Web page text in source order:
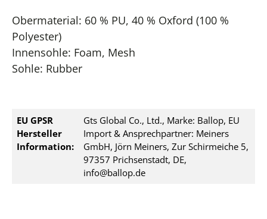
Obermaterial: 60 % PU, 40 % Oxford (100 %
Polyester)
Innensohle: Foam, Mesh
Sohle: Rubber
EU GPSR
Hersteller
Information:
Gts Global Co., Ltd., Marke: Ballop, EU
Import & Ansprechpartner: Meiners
GmbH, Jörn Meiners, Zur Schirmeiche 5,
97357 Prichsenstadt, DE,
info@ballop.de